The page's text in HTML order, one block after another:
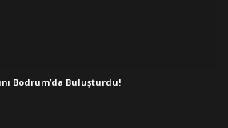
Bodrum’da Buluşturdu!